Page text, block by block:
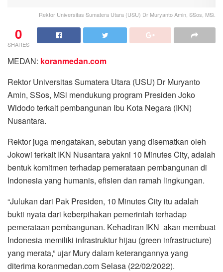
Rektor Universitas Sumatera Utara (USU) Dr Muryanto Amin, SSos, MSi.
0
SHARES
MEDAN: koranmedan.com
Rektor Universitas Sumatera Utara (USU) Dr Muryanto
Amin, SSos, MSi mendukung program Presiden Joko
Widodo terkait pembangunan Ibu Kota Negara (IKN)
Nusantara.
Rektor juga mengatakan, sebutan yang disematkan oleh
Jokowi terkait IKN Nusantara yakni 10 Minutes City, adalah
bentuk komitmen terhadap pemerataan pembangunan di
Indonesia yang humanis, efisien dan ramah lingkungan.
“Julukan dari Pak Presiden, 10 Minutes City itu adalah
bukti nyata dari keberpihakan pemerintah terhadap
pemerataan pembangunan. Kehadiran IKN akan membuat
Indonesia memiliki infrastruktur hijau (green infrastructure)
yang merata,” ujar Mury dalam keterangannya yang
diterima koranmedan.com Selasa (22/02/2022).